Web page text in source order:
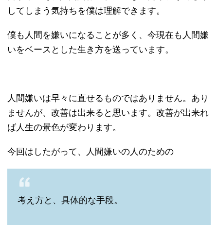
してしまう気持ちを僕は理解できます。
僕も人間を嫌いになることが多く、今現在も人間嫌
いをベースとした生き方を送っています。
人間嫌いは早々に直せるものではありません。あり
ませんが、改善は出来ると思います。改善が出来れ
ば人生の景色が変わります。
今回はしたがって、人間嫌いの人のための
考え方と、具体的な手段。